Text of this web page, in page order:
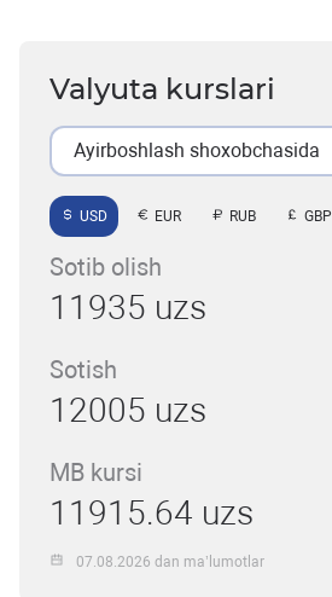
Valyuta kurslari
Ayirboshlash shoxobchasida
USD EUR RUB GBP
Sotib olish
11935 uzs
Sotish
12005 uzs
MB kursi
11915.64 uzs
07.08.2026 dan ma’lumotlar